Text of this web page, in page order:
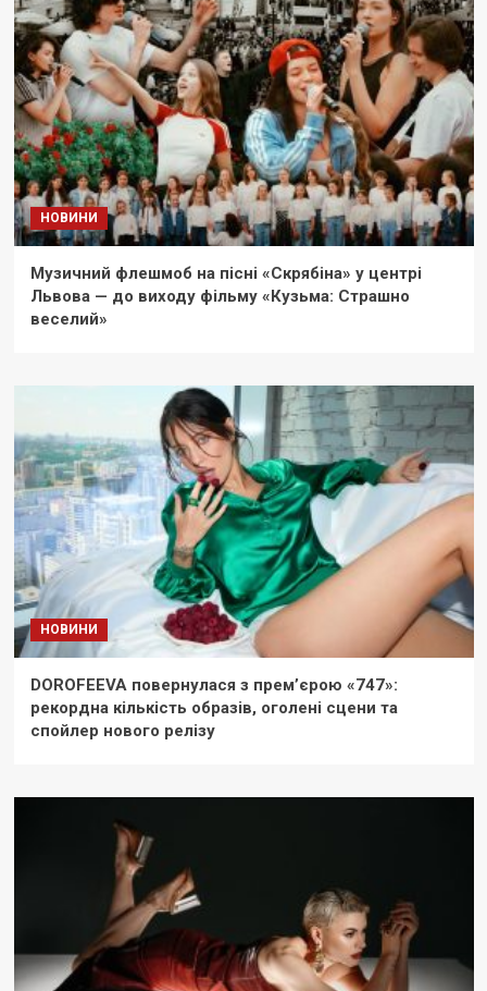
НОВИНИ
Музичний флешмоб на пісні «Скрябіна» у центрі
Львова — до виходу фільму «Кузьма: Страшно
веселий»
НОВИНИ
DOROFEEVA повернулася з прем’єрою «747»:
рекордна кількість образів, оголені сцени та
спойлер нового релізу